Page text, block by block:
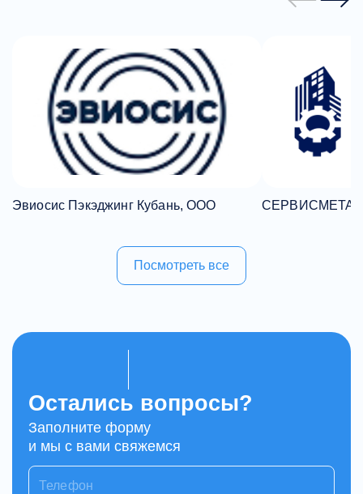
Эвиосис Пэкэджинг Кубань, ООО
Посмотреть все
Остались вопросы?
Заполните форму
и мы с вами свяжемся